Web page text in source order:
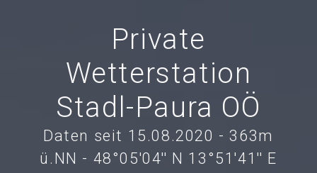
Private
Wetterstation
Stadl-Paura OÖ
Daten seit 15.08.2020 - 363m
ü.NN - 48°05'04'' N 13°51'41'' E